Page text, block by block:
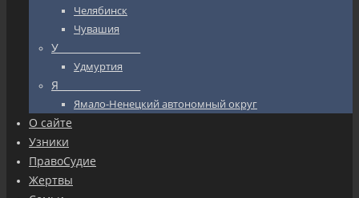
Челябинск
Чувашия
У_________________
Удмуртия
Я_________________
Ямало-Ненецкий автономный округ
О сайте
Узники
ПравоСудие
Жертвы